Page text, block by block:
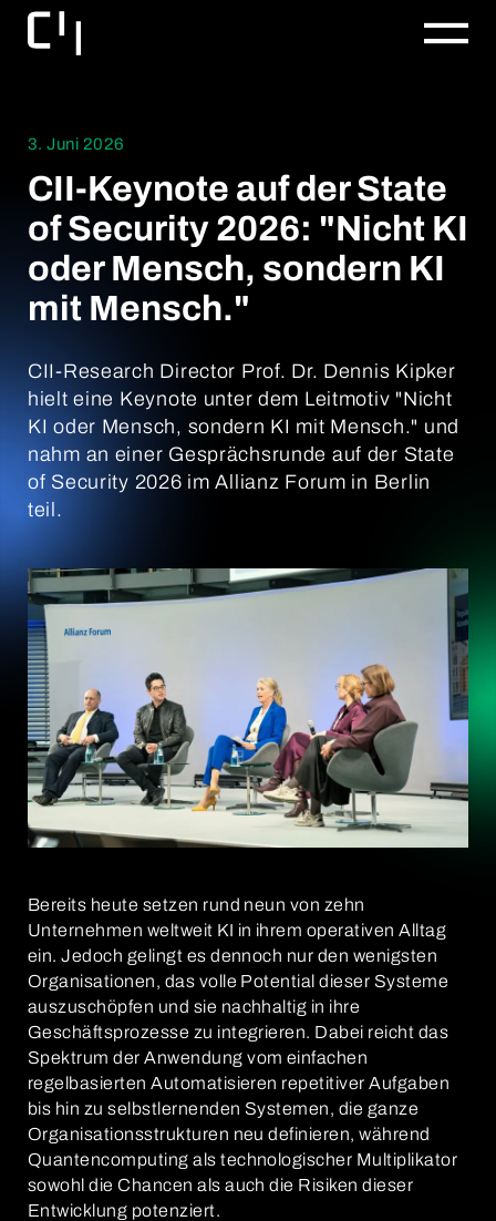
3. Juni 2026
CII-Keynote auf der State
of Security 2026: "Nicht KI
oder Mensch, sondern KI
mit Mensch."
CII-Research Director Prof. Dr. Dennis Kipker
hielt eine Keynote unter dem Leitmotiv "Nicht
KI oder Mensch, sondern KI mit Mensch." und
nahm an einer Gesprächsrunde auf der State
of Security 2026 im Allianz Forum in Berlin
teil.
Bereits heute setzen rund neun von zehn
Unternehmen weltweit KI in ihrem operativen Alltag
ein. Jedoch gelingt es dennoch nur den wenigsten
Organisationen, das volle Potential dieser Systeme
auszuschöpfen und sie nachhaltig in ihre
Geschäftsprozesse zu integrieren. Dabei reicht das
Spektrum der Anwendung vom einfachen
regelbasierten Automatisieren repetitiver Aufgaben
bis hin zu selbstlernenden Systemen, die ganze
Organisationsstrukturen neu definieren, während
Quantencomputing als technologischer Multiplikator
sowohl die Chancen als auch die Risiken dieser
Entwicklung potenziert.